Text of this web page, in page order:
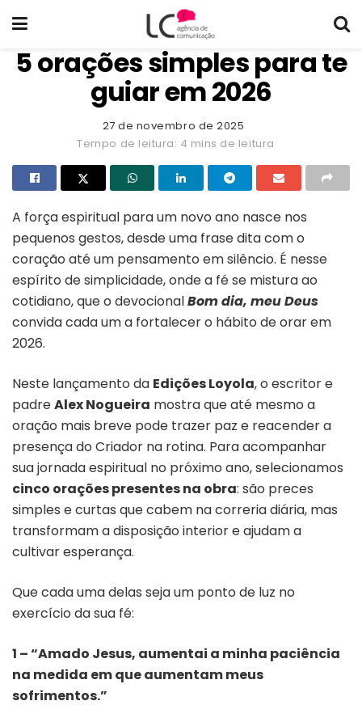
5 orações simples para te
guiar em 2026
27 de novembro de 2025
Tempo de leitura: 4 mins de leitura
A força espiritual para um novo ano nasce nos
pequenos gestos, desde uma frase dita com o
coração até um pensamento em silêncio. É nesse
espírito de simplicidade, onde a fé se mistura ao
cotidiano, que o devocionalBom dia, meu Deus
convida cada um a fortalecer o hábito de orar em
2026.
Neste lançamento da Edições Loyola, o escritor e
padreAlex Nogueira mostra que até mesmo a
oração mais breve pode trazer paz e reacender a
presença do Criador na rotina. Para acompanhar
sua jornada espiritual no próximo ano, selecionamos
cinco orações presentes na obra: são preces
simples e curtas que cabem na correria diária, mas
transformam a disposição interior e ajudam a
cultivar esperança.
Que cada uma delas seja um ponto de luz no
exercício da sua fé:
1 – “Amado Jesus, aumentai a minha paciência
na medida em que aumentam meus
sofrimentos.”